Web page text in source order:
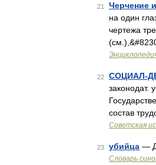
21 Черчение
на один
чертежа
22 СОЦИАЛ-
законодат.
состав
Советская
23 убийца —
Словарь